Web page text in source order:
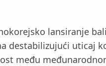
lansiranje
destabilizujući uticaj
među